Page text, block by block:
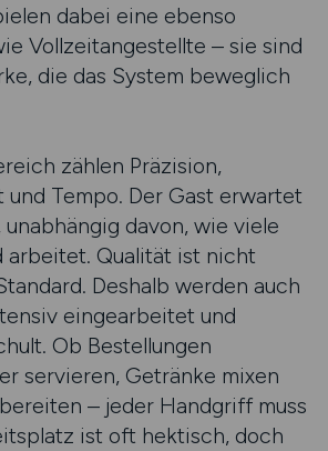
dabei eine ebenso
Vollzeitangestellte – sie sind
die das System beweglich
zählen Präzision,
und Tempo. Der Gast erwartet
davon, wie viele
arbeitet. Qualität ist nicht
Deshalb werden auch
eingearbeitet und
Ob Bestellungen
servieren, Getränke mixen
– jeder Handgriff muss
ist oft hektisch, doch